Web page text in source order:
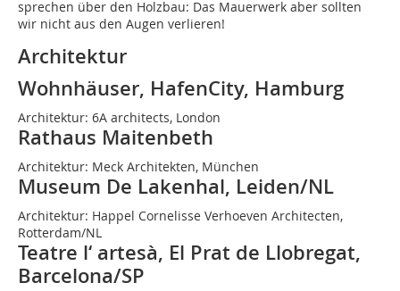
sprechen über den Holzbau: Das Mauerwerk aber sollten
wir nicht aus den Augen verlieren!
Architektur
Wohnhäuser, HafenCity, Hamburg
Architektur: 6A architects, London
Rathaus Maitenbeth
Architektur: Meck Architekten, München
Museum De Lakenhal, Leiden/NL
Architektur: Happel Cornelisse Verhoeven Architecten,
Rotterdam/NL
Teatre l‘ artesà, El Prat de Llobregat,
Barcelona/SP